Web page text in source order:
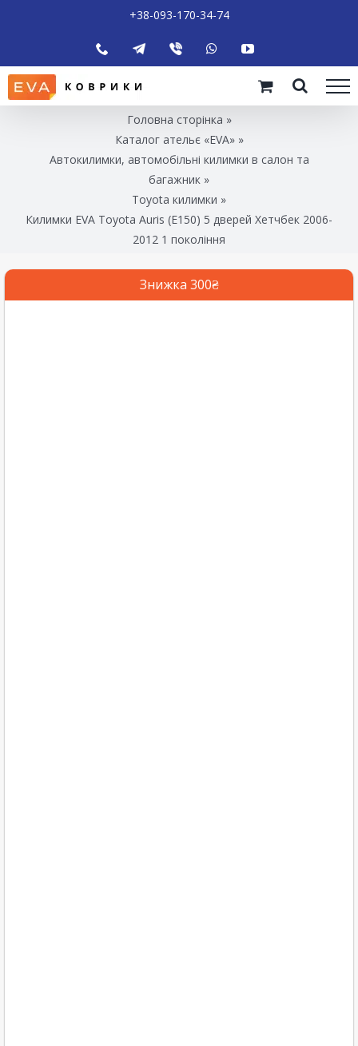
+38-093-170-34-74
Головна сторінка »
Каталог ательє «EVA»»
Автокилимки, автомобільні килимки в салон та
багажник »
Toyota килимки »
Килимки EVA Toyota Auris (E150) 5 дверей Хетчбек 2006-
2012 1 покоління
Знижка 300₴